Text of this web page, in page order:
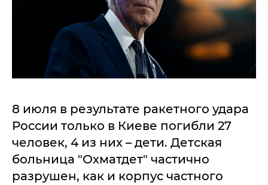
8 июля в результате ракетного удара
России только в Киеве погибли 27
человек, 4 из них – дети. Детская
больница "Охматдет" частично
разрушен, как и корпус частного